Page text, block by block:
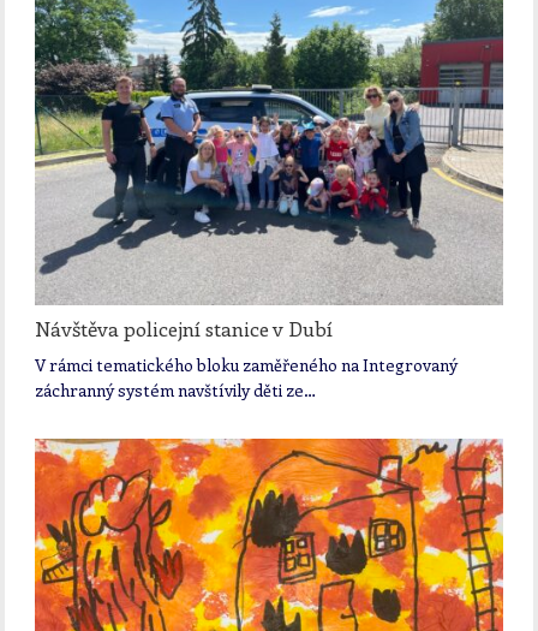
Návštěva policejní stanice v Dubí
V rámci tematického bloku zaměřeného na Integrovaný
záchranný systém navštívily děti ze…